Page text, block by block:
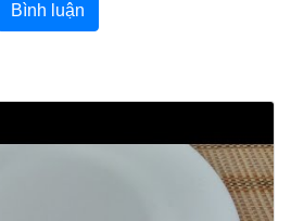
Bình luận